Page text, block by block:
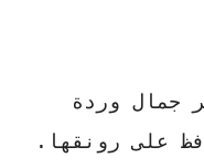
جمال وردة
على رونقها.